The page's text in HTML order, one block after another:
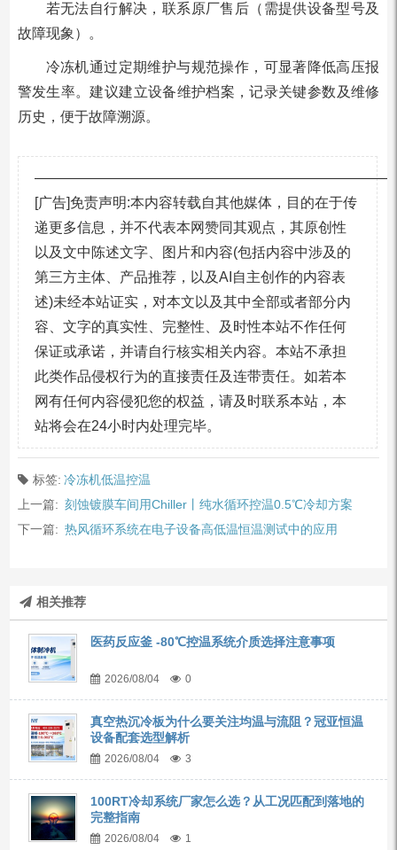
若无法自行解决，联系原厂售后（需提供设备型号及
故障现象）。
冷冻机通过定期维护与规范操作，可显著降低高压报
警发生率。建议建立设备维护档案，记录关键参数及维修
历史，便于故障溯源。
[广告]免责声明:本内容转载自其他媒体，目的在于传
递更多信息，并不代表本网赞同其观点，其原创性
以及文中陈述文字、图片和内容(包括内容中涉及的
第三方主体、产品推荐，以及AI自主创作的内容表
述)未经本站证实，对本文以及其中全部或者部分内
容、文字的真实性、完整性、及时性本站不作任何
保证或承诺，并请自行核实相关内容。本站不承担
此类作品侵权行为的直接责任及连带责任。如若本
网有任何内容侵犯您的权益，请及时联系本站，本
站将会在24小时内处理完毕。
标签: 冷冻机低温控温
上一篇: 刻蚀镀膜车间用Chiller丨纯水循环控温0.5℃冷却方案
下一篇: 热风循环系统在电子设备高低温恒温测试中的应用
相关推荐
医药反应釜 -80℃控温系统介质选择注意事项
2026/08/04 0
真空热沉冷板为什么要关注均温与流阻？冠亚恒温
设备配套选型解析
2026/08/04 3
100RT冷却系统厂家怎么选？从工况匹配到落地的
完整指南
2026/08/04 1